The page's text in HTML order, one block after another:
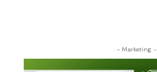
- Marketing -